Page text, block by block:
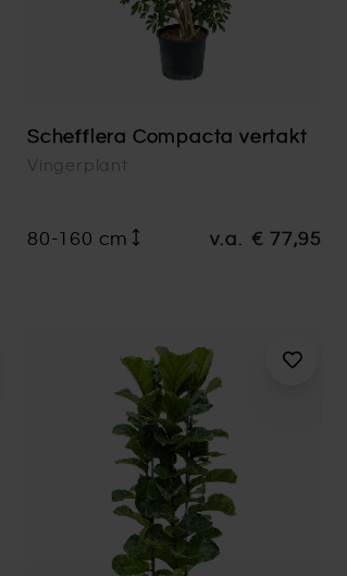
Schefflera Compacta vertakt
Vingerplant
80-160 cm v.a. € 77,95